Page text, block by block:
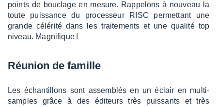
points de bouclage en mesure. Rappe­lons à nouveau la
toute puis­sance du proces­seur RISC permet­tant une
grande célé­rité dans les trai­te­ments et une qualité top
niveau. Magni­fique !
Réunion de famille
Les échan­tillons sont assem­blés en un éclair en multi­
samples grâce à des éditeurs très puis­sants et très